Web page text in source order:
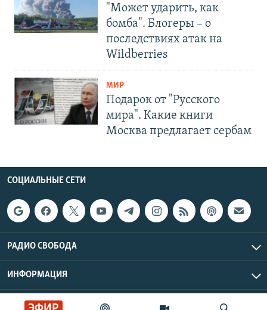
"Может ударить, как
бомба". Блогеры – о
последствиях атак на
Wildberries
МИР
Подарок от "Русского
мира". Какие книги
Москва предлагает сербам
СОЦИАЛЬНЫЕ СЕТИ
РАДИО СВОБОДА
ИНФОРМАЦИЯ
Радио Свобода © 2026 RFE/RL, Inc. | Все права защищены.